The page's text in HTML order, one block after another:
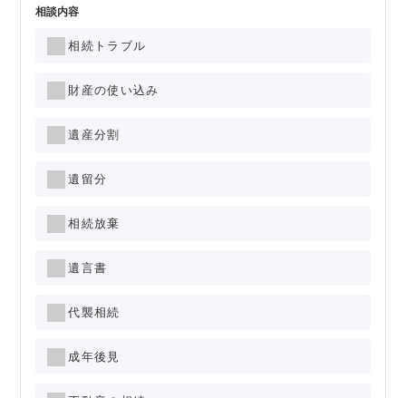
相談内容
相続トラブル
財産の使い込み
遺産分割
遺留分
相続放棄
遺言書
代襲相続
成年後見